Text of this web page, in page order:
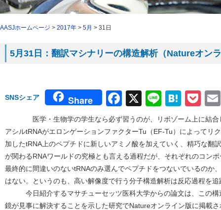
AASJホームページ > 2017年 > 5月 > 31日
5月31日：翻訳マシナリーの構造解析（Natureオン
SNSシェア Share Facebook
X Line
医学・生物学の学生なら必ず習うのが、リボゾーム上に結合
アシルtRNAがエロンゲーションファクターTu（EF-Tu）によってリ
加したtRNA上のペプチドに新しいアミノ酸を加えていく、精巧な翻
が関わるRNAワールドの究極とも言える過程だが、それぞれのコン
最終的に間違いのないtRNAのみ選んでペプチドをつないでいるのか
はない。というのも、高い解像度で行う分子構造解析は反応過程を
今日紹介するマサチューセッツ医科大学からの論文は、この構
鏡が見事に解決することを示した研究でNatureオンライン版に掲載